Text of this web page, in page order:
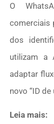
O
comerciais
dos
utilizam a
adaptar
novo “ID
Leia mais: